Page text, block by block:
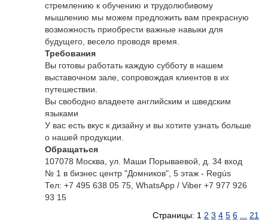
стремлению к обучению и трудолюбивому
мышлению мы можем предложить вам прекрасную
возможность приобрести важные навыки для
будущего, весело проводя время.
Требования
Вы готовы работать каждую субботу в нашем
выставочном зале, сопровождая клиентов в их
путешествии.
Вы свободно владеете английским и шведским
языками
У вас есть вкус к дизайну и вы хотите узнать больше
о нашей продукции.
Обращаться
107078 Москва, ул. Маши Порываевой, д. 34 вход
№ 1 в бизнес центр "Домников", 5 этаж - Regús
Тел: +7 495 638 05 75, WhatsApp / Viber +7 977 926
93 15
Страницы: 1 2 3 4 5 6 21